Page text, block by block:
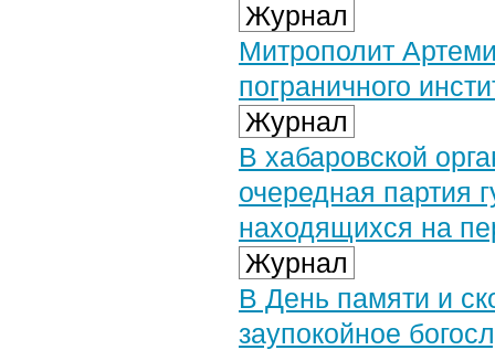
Журнал
Митрополит
пограничного
Журнал
В хабаровской
очередная партия
находящихся на
Журнал
В День памяти и
заупокойное